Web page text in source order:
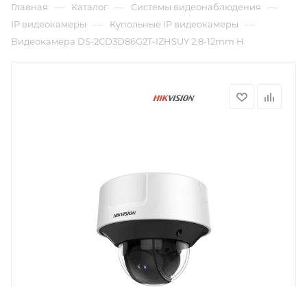
Главная — Каталог — Системы видеонаблюдения —
IP видеокамеры — Купольные IP видеокамеры —
Видеокамера DS-2CD3D86G2T-IZHSUY 2.8-12mm H